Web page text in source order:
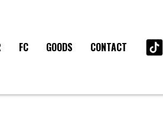
FC GOODS CONTACT